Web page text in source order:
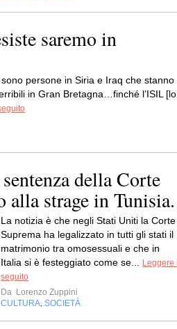
saremo in
persone in Siria e Iraq che stanno
in Gran Bretagna…finché l’ISIL [lo
della Corte
alla strage in Tunisia.
La notizia è che negli Stati Uniti la Corte
Suprema ha legalizzato in tutti gli stati il
matrimonio tra omosessuali e che in
Italia si è festeggiato come se...
Leggere
seguito
Da Lorenzo Zuppini
CULTURA SOCIETÀ